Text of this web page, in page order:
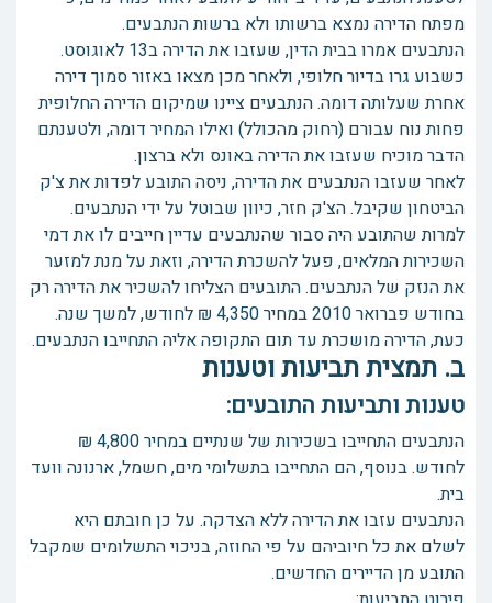
מפתח הדירה נמצא ברשותו ולא ברשות הנתבעים.
הנתבעים אמרו בבית הדין, שעזבו את הדירה ב13 לאוגוסט.
כשבוע גרו בדיור חלופי, ולאחר מכן מצאו באזור סמוך דירה
אחרת שעלותה דומה. הנתבעים ציינו שמיקום הדירה החלופית
פחות נוח עבורם (רחוק מהכולל) ואילו המחיר דומה, ולטענתם
הדבר מוכיח שעזבו את הדירה באונס ולא ברצון.
לאחר שעזבו הנתבעים את הדירה, ניסה התובע לפדות את צ'ק
הביטחון שקיבל. הצ'ק חזר, כיוון שבוטל על ידי הנתבעים.
למרות שהתובע היה סבור שהנתבעים עדיין חייבים לו את דמי
השכירות המלאים, פעל להשכרת הדירה, וזאת על מנת למזער
את הנזק של הנתבעים. התובעים הצליחו להשכיר את הדירה רק
בחודש פברואר 2010 במחיר 4,350 ₪ לחודש, למשך שנה.
כעת, הדירה מושכרת עד תום התקופה אליה התחייבו הנתבעים.
ב. תמצית תביעות וטענות
טענות ותביעות התובעים:
הנתבעים התחייבו בשכירות של שנתיים במחיר 4,800 ₪
לחודש. בנוסף, הם התחייבו בתשלומי מים, חשמל, ארנונה וועד
בית.
הנתבעים עזבו את הדירה ללא הצדקה. על כן חובתם היא
לשלם את כל חיוביהם על פי החוזה, בניכוי התשלומים שמקבל
התובע מן הדיירים החדשים.